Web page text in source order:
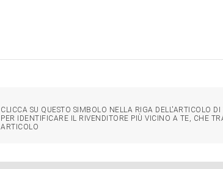
CLICCA SU QUESTO SIMBOLO NELLA RIGA DELL'ARTICOLO DI
PER IDENTIFICARE IL RIVENDITORE PIÙ VICINO A TE, CHE
ARTICOLO